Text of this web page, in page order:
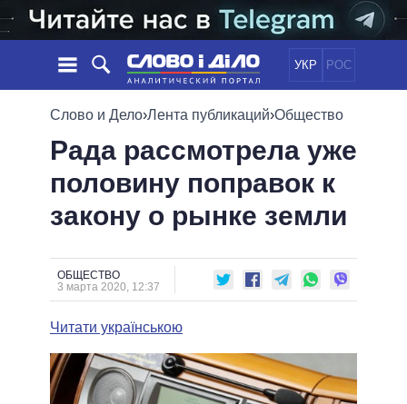
УКР РОС
НОВОСТИ
ЛЕНТА
СОБЫТИЯ
СТАТЬИ
МНЕНИЯ
ОБЗОРЫ
ДАЙДЖЕСТЫ
ПОЛИТИКА
ЭКОНОМИКА
ОБЩЕСТВО
ОБЕЩАНИЯ
ПОЛИТИКИ
ВСЕ ПОЛИТИКИ
ПРЕЗИДЕНТ И ОФИС
ВЕРХОВНАЯ РАДА
МЭРЫ
ВСЕ ПЕРСОНЫ
ИНФОГРАФИКА
ВИДЕО
СРАВНЕНИЕ ПОЛИТИКОВ
Слово и Дело›Лента публикаций›Общество
Рада рассмотрела уже
половину поправок к
закону о рынке земли
ОБЩЕСТВО
3 марта 2020, 12:37
Читати українською